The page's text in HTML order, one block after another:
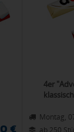
€
4er
Montag,
ab 250